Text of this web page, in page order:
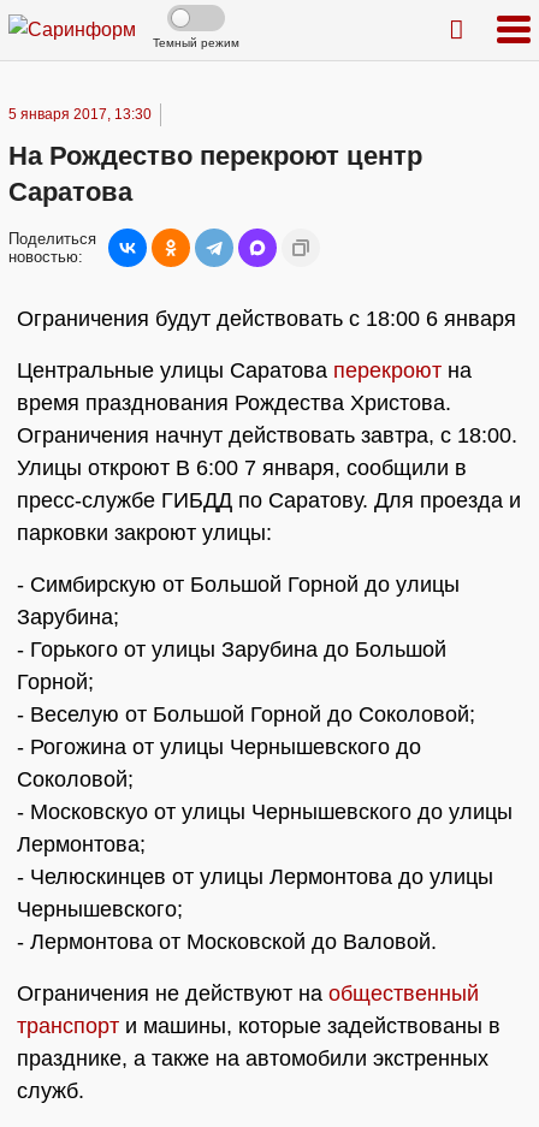
Темный режим
5 января 2017, 13:30
На Рождество перекроют центр
Саратова
Поделиться
новостью:
Ограничения будут действовать с 18:00 6 января
Центральные улицы Саратова перекроют на
время празднования Рождества Христова.
Ограничения начнут действовать завтра, с 18:00.
Улицы откроют В 6:00 7 января, сообщили в
пресс-службе ГИБДД по Саратову. Для проезда и
парковки закроют улицы:
- Симбирскую от Большой Горной до улицы
Зарубина;
- Горького от улицы Зарубина до Большой
Горной;
- Веселую от Большой Горной до Соколовой;
- Рогожина от улицы Чернышевского до
Соколовой;
- Московскуо от улицы Чернышевского до улицы
Лермонтова;
- Челюскинцев от улицы Лермонтова до улицы
Чернышевского;
- Лермонтова от Московской до Валовой.
Ограничения не действуют на общественный
транспорт и машины, которые задействованы в
празднике, а также на автомобили экстренных
служб.